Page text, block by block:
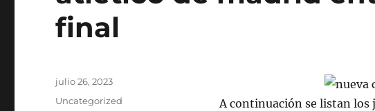
final
A continuación se listan los
Publicado
julio 26, 2023
Categorías
Uncategorized